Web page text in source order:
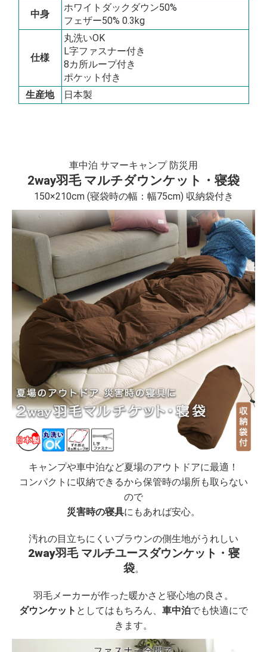
中身
ホワイトダックダウン50%
フェザー50% 0.3kg
仕様
丸洗いOK
L字ファスナー付き
8カ所ループ付き
ポケット付き
生産地
日本製
車中泊 サマーキャンプ 防災用
2way羽毛 マルチダウンケット・寝袋
150×210cm (寝袋時の幅：幅75cm) 収納袋付き
キャンプや車中泊など夏場のアウトドアに最適！
コンパクトに収納できるから保管時の場所も取らない
ので
災害時の寝具にもあれば安心。
汚れの目立ちにくいブラウンの側生地がうれしい
2way羽毛 マルチユースダウンケット・寝
袋。
羽毛メーカーが作った暖かさと寝心地の良さ。
ダウンケット としてはもちろん、 車中泊でも快適にで
きます。